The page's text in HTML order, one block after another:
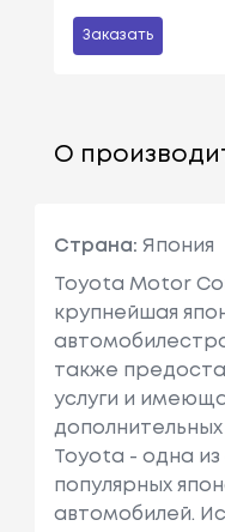
Заказать
О
Страна: Япония
Toyota Motor
крупнейшая
также
услуги и
Toyota - одна из
популярных
автомобилей.